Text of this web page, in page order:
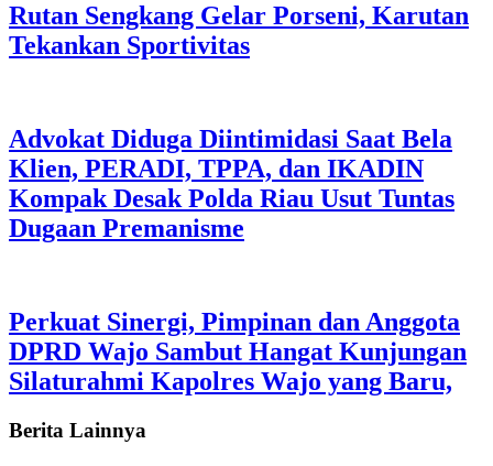
Rutan Sengkang Gelar Porseni, Karutan
Tekankan Sportivitas
Advokat Diduga Diintimidasi Saat Bela
Klien, PERADI, TPPA, dan IKADIN
Kompak Desak Polda Riau Usut Tuntas
Dugaan Premanisme
Perkuat Sinergi, Pimpinan dan Anggota
DPRD Wajo Sambut Hangat Kunjungan
Silaturahmi Kapolres Wajo yang Baru,
Berita Lainnya